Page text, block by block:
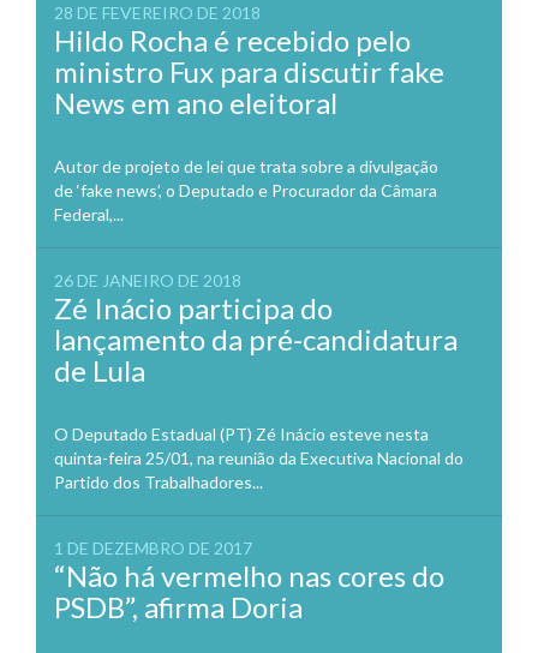
28 DE FEVEREIRO DE 2018
Hildo Rocha é recebido pelo
ministro Fux para discutir fake
News em ano eleitoral
Autor de projeto de lei que trata sobre a divulgação
de ‘fake news’, o Deputado e Procurador da Câmara
Federal,...
26 DE JANEIRO DE 2018
Zé Inácio participa do
lançamento da pré-candidatura
de Lula
O Deputado Estadual (PT) Zé Inácio esteve nesta
quinta-feira 25/01, na reunião da Executiva Nacional do
Partido dos Trabalhadores...
1 DE DEZEMBRO DE 2017
“Não há vermelho nas cores do
PSDB”, afirma Doria